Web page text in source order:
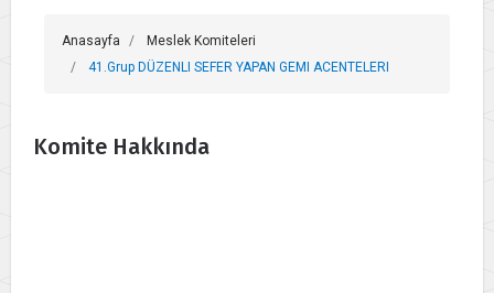
Anasayfa
Meslek Komiteleri
41.Grup DÜZENLI SEFER YAPAN GEMI ACENTELERI
Komite Hakkında